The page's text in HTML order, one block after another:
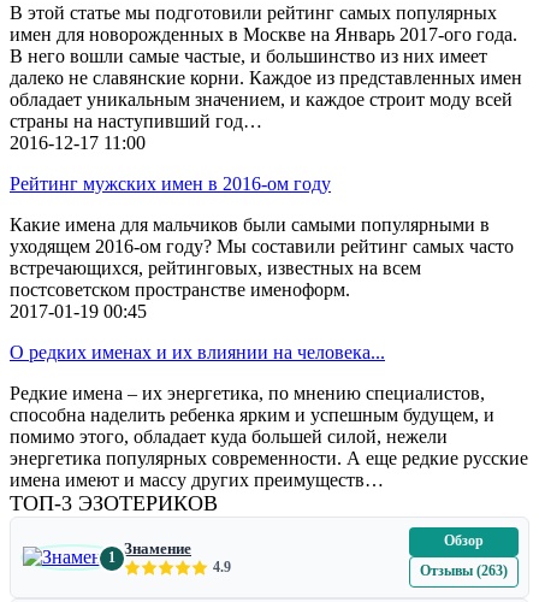
В этой статье мы подготовили рейтинг самых популярных
имен для новорожденных в Москве на Январь 2017-ого года.
В него вошли самые частые, и большинство из них имеет
далеко не славянские корни. Каждое из представленных имен
обладает уникальным значением, и каждое строит моду всей
страны на наступивший год…
2016-12-17 11:00
Рейтинг мужских имен в 2016-ом году
Какие имена для мальчиков были самыми популярными в
уходящем 2016-ом году? Мы составили рейтинг самых часто
встречающихся, рейтинговых, известных на всем
постсоветском пространстве именоформ.
2017-01-19 00:45
О редких именах и их влиянии на человека...
Редкие имена – их энергетика, по мнению специалистов,
способна наделить ребенка ярким и успешным будущем, и
помимо этого, обладает куда большей силой, нежели
энергетика популярных современности. А еще редкие русские
имена имеют и массу других преимуществ…
ТОП-3 ЭЗОТЕРИКОВ
1 Знамение
4.9
Обзор
Отзывы (263)